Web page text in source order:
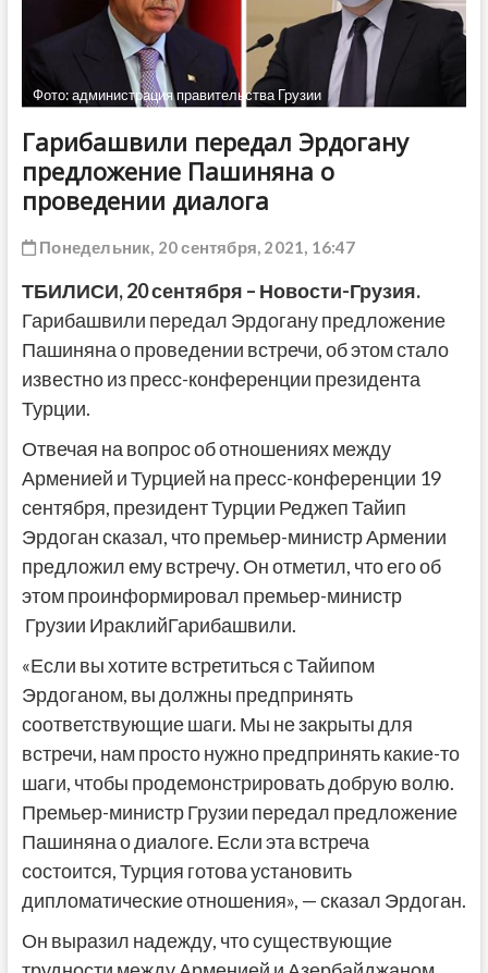
Фото: администрация правительства Грузии
Гарибашвили передал Эрдогану
предложение Пашиняна о
проведении диалога
Понедельник, 20 сентября, 2021, 16:47
ТБИЛИСИ,20 сентября – Новости-Грузия.
Гарибашвили передал Эрдогану предложение
Пашиняна о проведении встречи, об этом стало
известно из пресс-конференции президента
Турции.
Отвечая на вопрос об отношениях между
Арменией и Турцией на пресс-конференции 19
сентября, президент Турции Реджеп Тайип
Эрдоган сказал, что премьер-министр Армении
предложил ему встречу. Он отметил, что его об
этом проинформировал премьер-министр
Грузии ИраклийГарибашвили.
«Если вы хотите встретиться с Тайипом
Эрдоганом, вы должны предпринять
соответствующие шаги. Мы не закрыты для
встречи, нам просто нужно предпринять какие-то
шаги, чтобы продемонстрировать добрую волю.
Премьер-министр Грузии передал предложение
Пашиняна о диалоге. Если эта встреча
состоится, Турция готова установить
дипломатические отношения», — сказал Эрдоган.
Он выразил надежду, что существующие